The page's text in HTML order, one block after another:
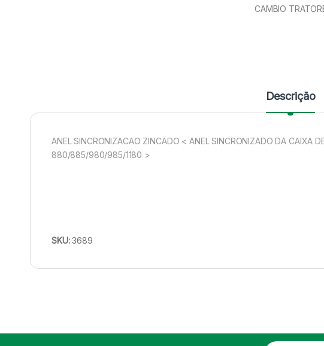
CAMBIO
Descrição
ANEL SINCRONIZACAO ZINCADO < ANEL SINCRONIZADO DA CAIXA
880/885/980/985/1180 >
SKU:3689